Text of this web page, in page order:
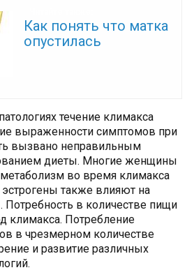
Как понять что матка
опустилась
течение климакса
выраженности симптомов при
вызвано неправильным
диеты. Многие женщины
во время климакса
эстрогены также влияют на
в количестве пищи
климакса. Потребление
в чрезмерном количестве
и развитие различных